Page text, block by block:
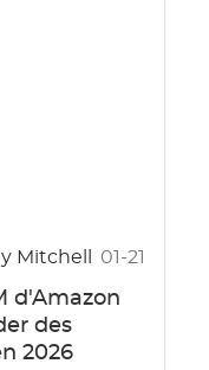
Mitchell 01-21
d'Amazon
des
2026